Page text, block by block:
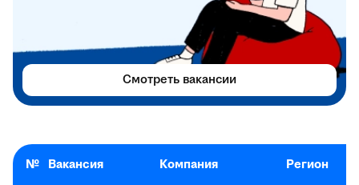
№ Вакансия Компания Регион
Смотреть вакансии